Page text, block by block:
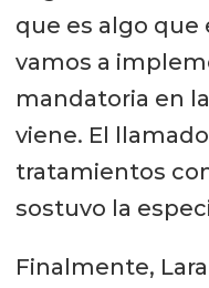
que es algo
vamos a
mandatoria en
viene. El
tratamientos
sostuvo la
Finalmente,